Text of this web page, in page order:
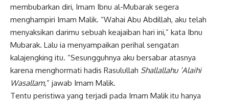
membubarkan diri, Imam Ibnu al-Mubarak segera
menghampiri Imam Malik. “Wahai Abu Abdillah, aku telah
menyaksikan darimu sebuah keajaiban hari ini,” kata Ibnu
Mubarak. Lalu ia menyampaikan perihal sengatan
kalajengking itu. “Sesungguhnya aku bersabar atasnya
karena menghormati hadis Rasulullah Shallallahu ‘Alaihi
Wasallam,” jawab Imam Malik.
Tentu peristiwa yang terjadi pada Imam Malik itu hanya